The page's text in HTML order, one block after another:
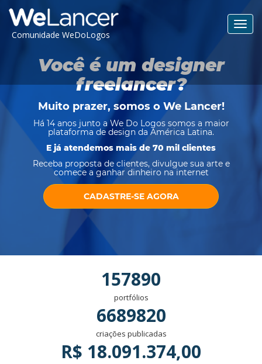
Comunidade WeDoLogos
Você é um designer
freelancer?
Muito prazer, somos o We Lancer!
Há 14 anos junto a We Do Logos somos a maior
plataforma de design da América Latina.
E já atendemos mais de 70 mil clientes
Receba proposta de clientes, divulgue sua arte e
comece a ganhar dinheiro na internet
CADASTRE-SE AGORA
157890
portfólios
6689820
criações publicadas
R$ 18.091.374,00